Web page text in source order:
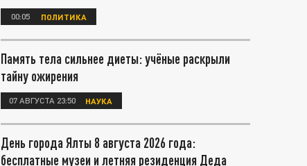
00:05 ПОЛИТИКА
Память тела сильнее диеты: учёные раскрыли
тайну ожирения
07 АВГУСТА 23:50 НАУКА
День города Ялты 8 августа 2026 года:
бесплатные музеи и летняя резиденция Деда